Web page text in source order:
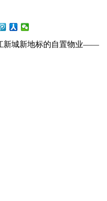
新城新地标的自置物业——